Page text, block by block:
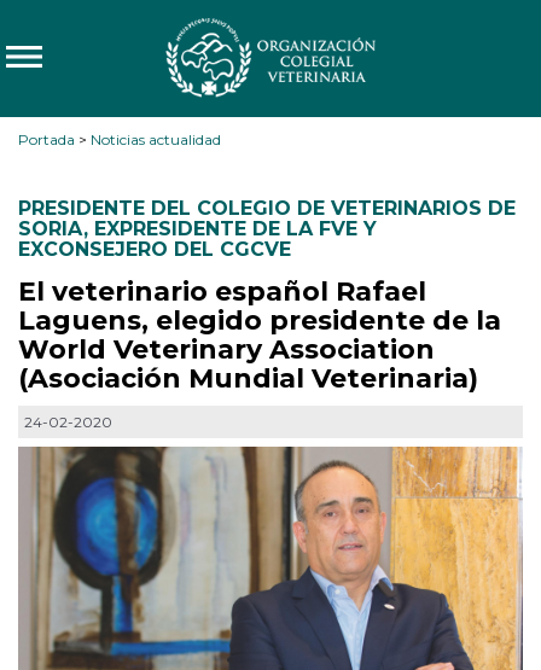
Portada > Noticias actualidad
PRESIDENTE DEL COLEGIO DE VETERINARIOS DE
SORIA, EXPRESIDENTE DE LA FVE Y
EXCONSEJERO DEL CGCVE
El veterinario español Rafael
Laguens, elegido presidente de la
World Veterinary Association
(Asociación Mundial Veterinaria)
24-02-2020